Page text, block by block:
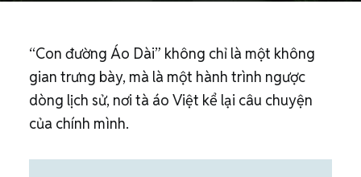
“Con đường Áo Dài” không chỉ là một không
gian trưng bày, mà là một hành trình ngược
dòng lịch sử, nơi tà áo Việt kể lại câu chuyện
của chính mình.